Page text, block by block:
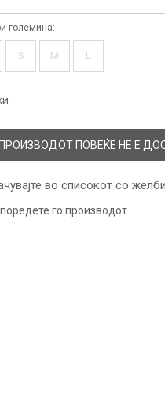
големина:
S M L
ПРОИЗВОДОТ ПОВЕЌЕ НЕ Е
во списокот со желби
го производот